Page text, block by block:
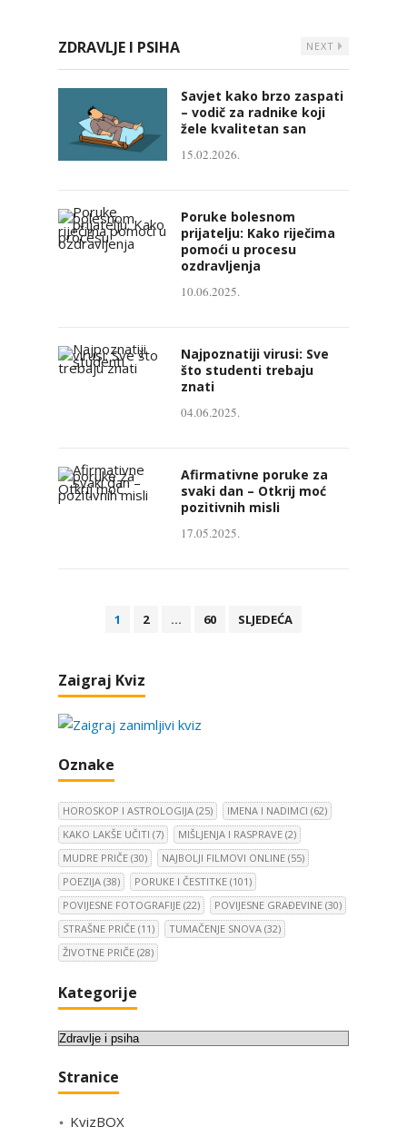
ZDRAVLJE I PSIHA NEXT
Savjet kako brzo zaspati
– vodič za radnike koji
žele kvalitetan san
15.02.2026.
Poruke bolesnom
prijatelju: Kako riječima
pomoći u procesu
ozdravljenja
10.06.2025.
Najpoznatiji virusi: Sve
što studenti trebaju
znati
04.06.2025.
Afirmativne poruke za
svaki dan – Otkrij moć
pozitivnih misli
17.05.2025.
j
v
s
r
a
n
i
c
a
o
b
j
a
v
1 2 … 60 SLJEDEĆA
Zaigraj Kviz
Oznake
HOROSKOP I ASTROLOGIJA (25) IMENA I NADIMCI (62)
KAKO LAKŠE UČITI (7) MIŠLJENJA I RASPRAVE (2)
MUDRE PRIČE (30) NAJBOLJI FILMOVI ONLINE (55)
POEZIJA (38) PORUKE I ČESTITKE (101)
POVIJESNE FOTOGRAFIJE (22) POVIJESNE GRAĐEVINE (30)
STRAŠNE PRIČE (11) TUMAČENJE SNOVA (32)
ŽIVOTNE PRIČE (28)
Kategorije
K
t
g
Stranice
KvizBOX